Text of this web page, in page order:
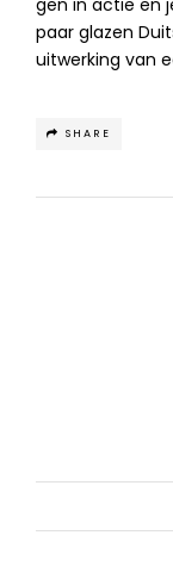
gen in actie en
paar glazen
uitwerking van
SHARE